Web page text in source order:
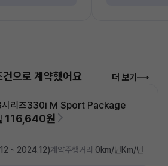
으로 계약했어요 더 보기
리즈330i M Sport Package
116,640원
~ 2024.12)계약주행거리 0km/년Km/년